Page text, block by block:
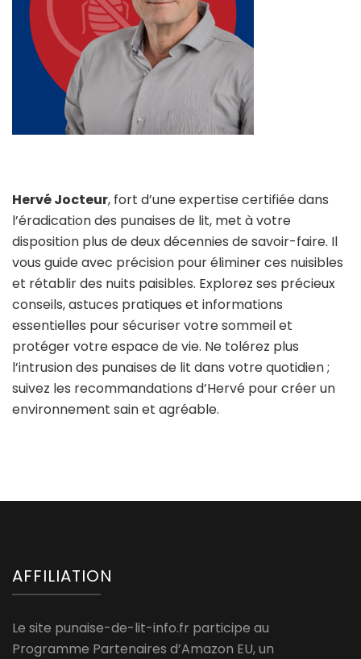
Hervé Jocteur, fort d’une expertise certifiée dans
l’éradication des punaises de lit, met à votre
disposition plus de deux décennies de savoir-faire. Il
vous guide avec précision pour éliminer ces nuisibles
et rétablir des nuits paisibles. Explorez ses précieux
conseils, astuces pratiques et informations
essentielles pour sécuriser votre sommeil et
protéger votre espace de vie. Ne tolérez plus
l’intrusion des punaises de lit dans votre quotidien ;
suivez les recommandations d’Hervé pour créer un
environnement sain et agréable.
AFFILIATION
Le site punaise-de-lit-info.fr participe au
Programme Partenaires d’Amazon EU, un